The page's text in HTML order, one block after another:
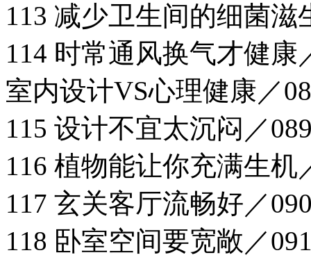
113 减少卫生间的细菌滋
114 时常通风换气才健康
室内设计VS心理健康／
115 设计不宜太沉闷／
116 植物能让你充满生机
117 玄关客厅流畅好／
118 卧室空间要宽敞／